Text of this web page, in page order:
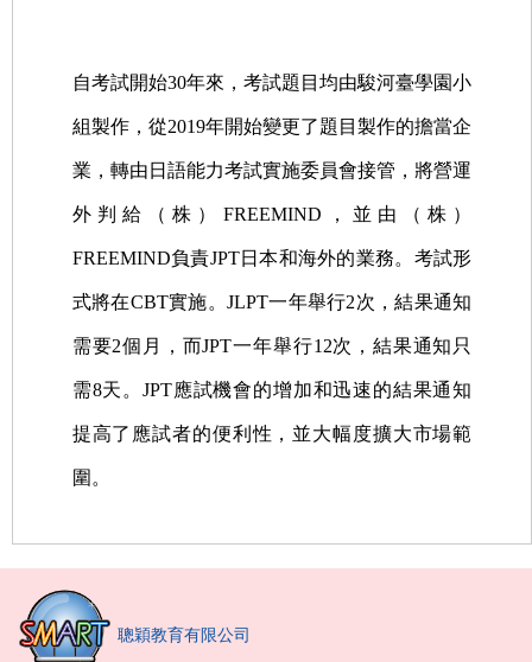
自考試開始30年來，考試題目均由駿河臺學園小
組製作，從2019年開始變更了題目製作的擔當企
業，轉由日語能力考試實施委員會接管，將營運
外判給（株）FREEMIND，並由（株）
FREEMIND負責JPT日本和海外的業務。考試形
式將在CBT實施。JLPT一年舉行2次，結果通知
需要2個月，而JPT一年舉行12次，結果通知只
需8天。JPT應試機會的增加和迅速的結果通知
提高了應試者的便利性，並大幅度擴大市場範
圍。
聰穎教育有限公司